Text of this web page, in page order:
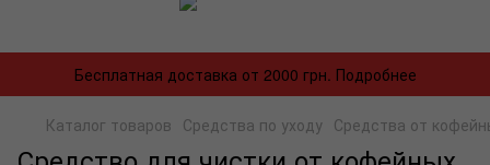
Бесплатная доставка от 2000 грн. Подробнее
Каталог товаров Средства по уходу Средства от